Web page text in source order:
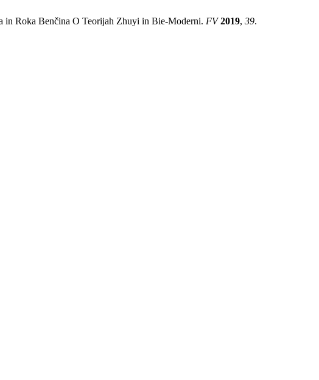
in Roka Benčina O Teorijah Zhuyi in Bie-Moderni. FV 2019, 39.